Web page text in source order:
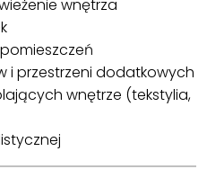
wnętrza
i przestrzeni dodatkowych
wnętrze (tekstylia,